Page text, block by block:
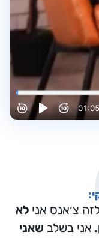
צ׳אנס אני לא
אני בשלב שאני